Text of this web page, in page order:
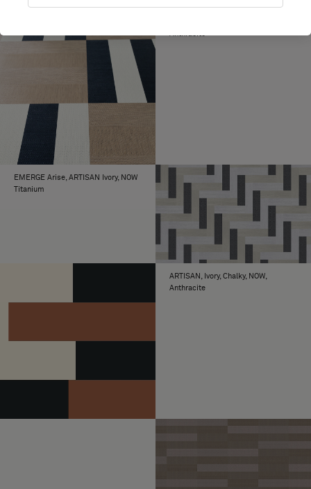
Anthracite
EMERGE Arise, ARTISAN Ivory, NOW
Titanium
ARTISAN, Ivory, Chalky, NOW,
Anthracite